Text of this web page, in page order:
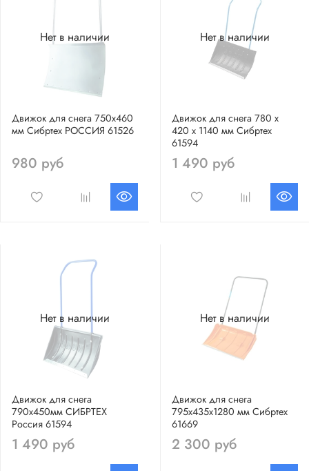
Нет в наличии
Движок для снега 750х460
мм Сибртех РОССИЯ 61526
980 руб
Нет в наличии
Движок для снега 780 х
420 х 1140 мм Сибртех
61594
1 490 руб
Нет в наличии
Движок для снега
790х450мм СИБРТЕХ
Россия 61594
1 490 руб
Нет в наличии
Движок для снега
795х435х1280 мм Сибртех
61669
2 300 руб